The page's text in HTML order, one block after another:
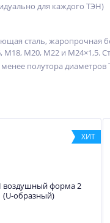
ХИТ
руб.
для каждого ТЭН)
сталь, жаропрочная
М18, М20, М22 и М24×1,5.
полутора диаметров
ХИТ